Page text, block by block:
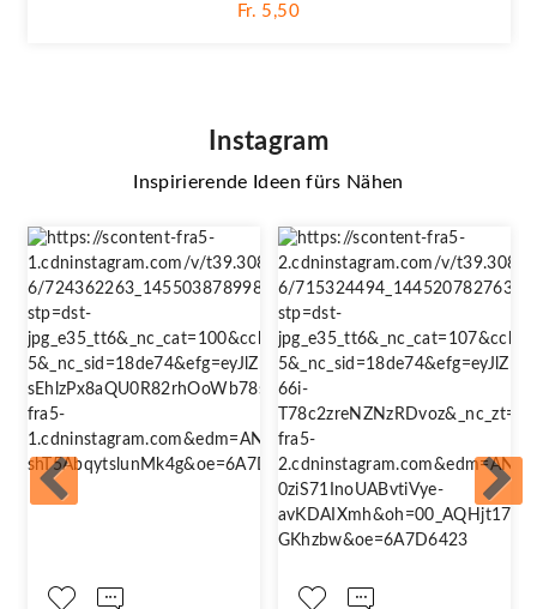
Fr. 5,50
Instagram
Inspirierende Ideen fürs Nähen